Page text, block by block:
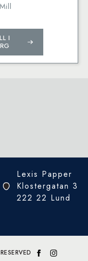
I
Lexis Papper
Klostergatan 3
222 22 Lund